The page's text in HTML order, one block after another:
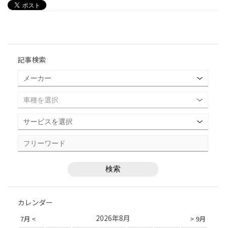
記事検索
カレンダー
7月 < > 9月
2026年8月